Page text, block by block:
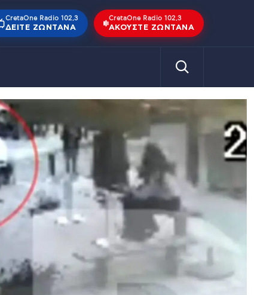
CretaOne Radio 102,3
ΔΕΊΤΕ ΖΩΝΤΑΝΆ
CretaOne Radio 102,3
ΑΚΟΎΣΤΕ ΖΩΝΤΑΝΆ